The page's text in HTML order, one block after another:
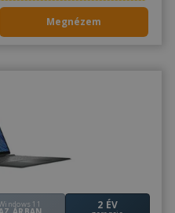
Megnézem
11 2 ÉV